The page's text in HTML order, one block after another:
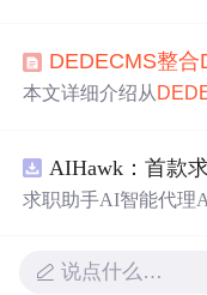
UC通信不正常和
法。
DEDECMS整合
本文详细介绍从
AIHawk：首款
求职助手AI智能代理
说点什么…